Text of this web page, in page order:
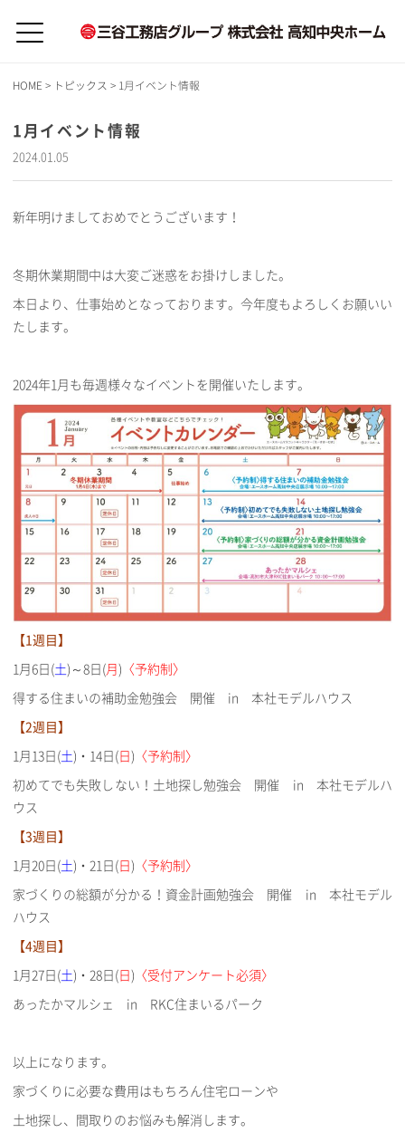
HOME > トピックス > 1月イベント情報
1月イベント情報
2024.01.05
新年明けましておめでとうございます！
冬期休業期間中は大変ご迷惑をお掛けしました。
本日より、仕事始めとなっております。今年度もよろしくお願いい
たします。
2024年1月も毎週様々なイベントを開催いたします。
【1週目】
1月6日(土)～8日(月 ) 〈予約制〉
得する住まいの補助金勉強会 開催 in 本社モデルハウス
【2週目】
1月13日(土)・14日( 日 ) 〈予約制〉
初めてでも失敗しない！土地探し勉強会 開催 in 本社モデルハ
ウス
【3週目】
1月20日(土)・21日( 日 ) 〈予約制〉
家づくりの総額が分かる！資金計画勉強会 開催 in 本社モデル
ハウス
【4週目】
1月27日(土)・28日( 日 ) 〈受付アンケート必須〉
あったかマルシェ in RKC住まいるパーク
以上になります。
家づくりに必要な費用はもちろん住宅ローンや
土地探し、間取りのお悩みも解消します。